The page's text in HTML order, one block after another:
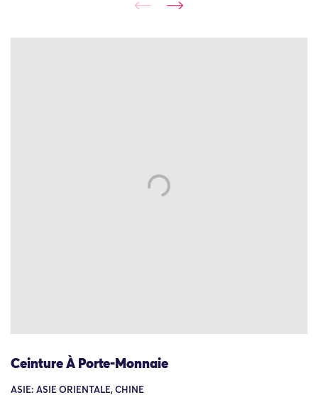
Ceinture À Porte-Monnaie
ASIE: ASIE ORIENTALE, CHINE